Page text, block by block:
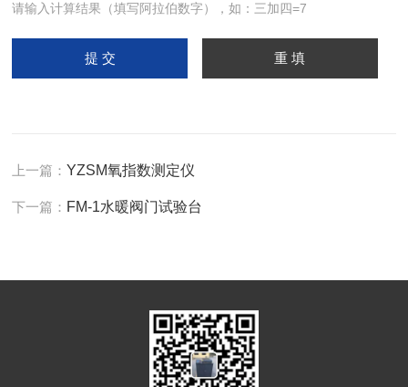
请输入计算结果（填写阿拉伯数字），如：三加四=7
上一篇：YZSM氧指数测定仪
下一篇： FM-1水暖阀门试验台